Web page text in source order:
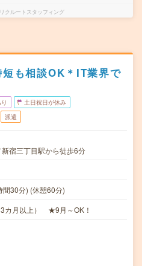
クルートスタッフィング
短も相談OK＊IT業界で
土日祝日が休み
派遣
宿三丁目駅から徒歩6分
30分) (休憩60分)
カ月以上） ★9月～OK！